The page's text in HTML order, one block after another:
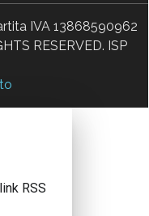
IVA 13868590962
RESERVED. ISP
RSS